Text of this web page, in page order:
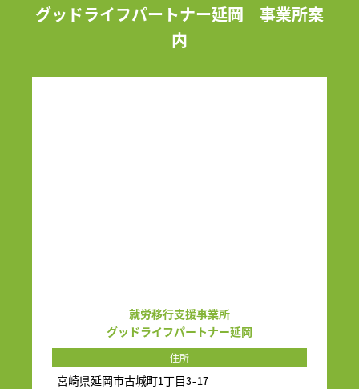
グッドライフパートナー延岡 事業所案
内
就労移行支援事業所
グッドライフパートナー延岡
住所
宮崎県延岡市古城町1丁目3-17